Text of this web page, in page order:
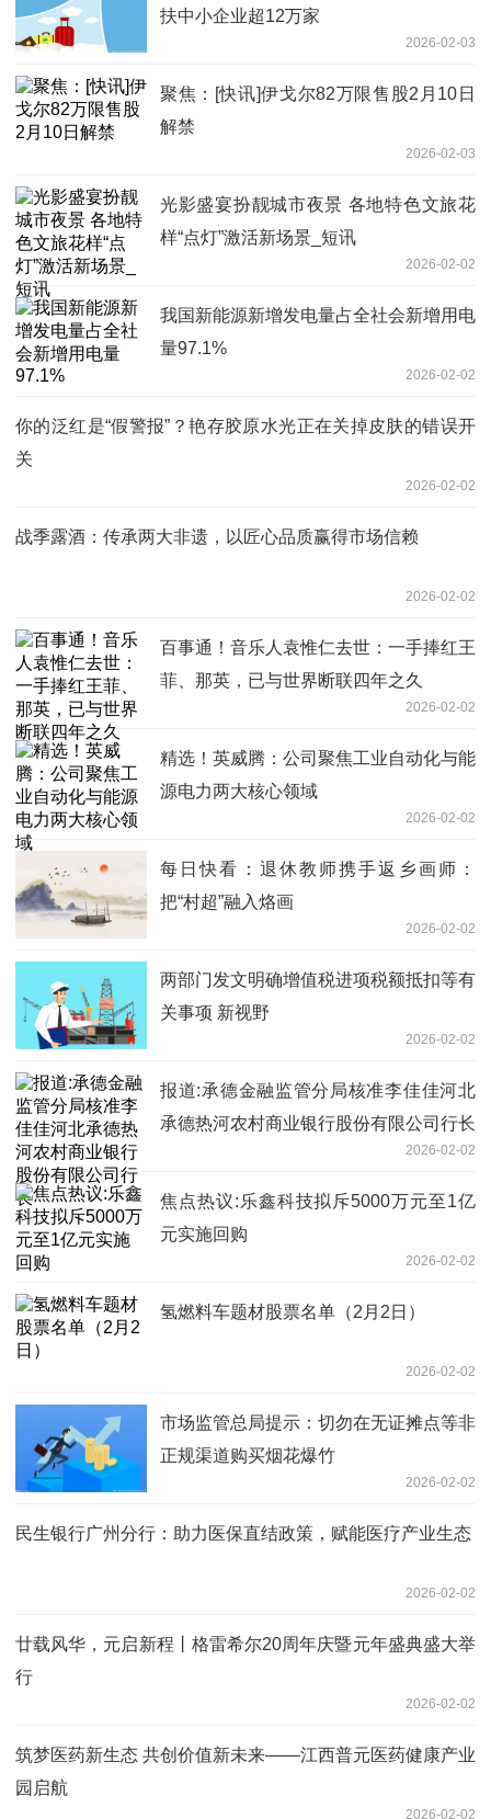
扶中小企业超12万家
2026-02-03
聚焦：[快讯]伊戈尔82万限售股2月10日
解禁
2026-02-03
光影盛宴扮靓城市夜景 各地特色文旅花
样“点灯”激活新场景_短讯
2026-02-02
我国新能源新增发电量占全社会新增用电
量97.1%
2026-02-02
你的泛红是“假警报”？艳存胶原水光正在关掉皮肤的错误开
关
2026-02-02
战季露酒：传承两大非遗，以匠心品质赢得市场信赖
2026-02-02
百事通！音乐人袁惟仁去世：一手捧红王
菲、那英，已与世界断联四年之久
2026-02-02
精选！英威腾：公司聚焦工业自动化与能
源电力两大核心领域
2026-02-02
每日快看：退休教师携手返乡画师：
把“村超”融入烙画
2026-02-02
两部门发文明确增值税进项税额抵扣等有
关事项 新视野
2026-02-02
报道:承德金融监管分局核准李佳佳河北
承德热河农村商业银行股份有限公司行长
2026-02-02
焦点热议:乐鑫科技拟斥5000万元至1亿
元实施回购
2026-02-02
氢燃料车题材股票名单（2月2日）
2026-02-02
市场监管总局提示：切勿在无证摊点等非
正规渠道购买烟花爆竹
2026-02-02
民生银行广州分行：助力医保直结政策，赋能医疗产业生态
2026-02-02
廿载风华，元启新程丨格雷希尔20周年庆暨元年盛典盛大举
行
2026-02-02
筑梦医药新生态 共创价值新未来——江西普元医药健康产业
园启航
2026-02-02